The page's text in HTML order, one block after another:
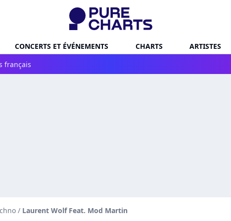
CONCERTS ET ÉVÉNEMENTS CHARTS ARTISTES
français
/ Laurent Wolf Feat. Mod Martin